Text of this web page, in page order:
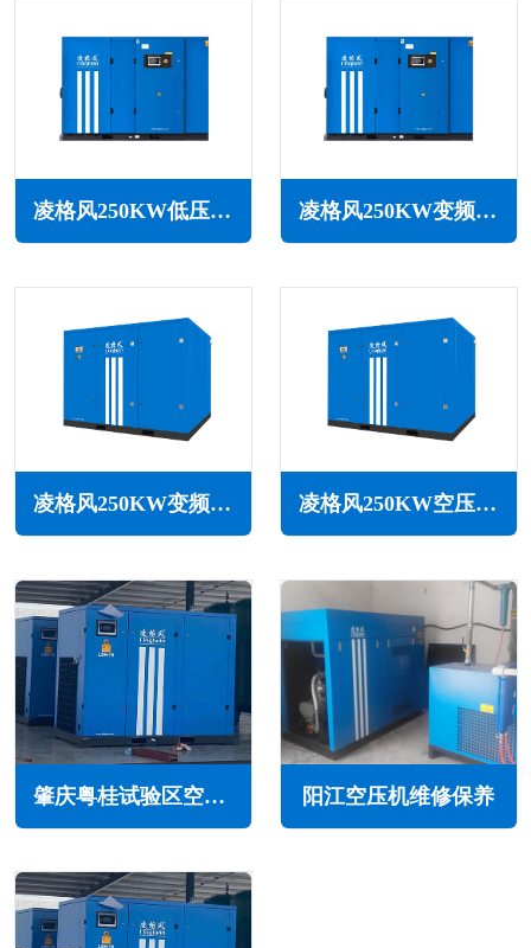
凌格风250KW低压空压机LS LP系列 凌格风250KW变频低压空压机LSV LP系列
凌格风250KW变频空压机LS系列 凌格风250KW空压机LS系列
肇庆粤桂试验区空压机维修保养 阳江空压机维修保养